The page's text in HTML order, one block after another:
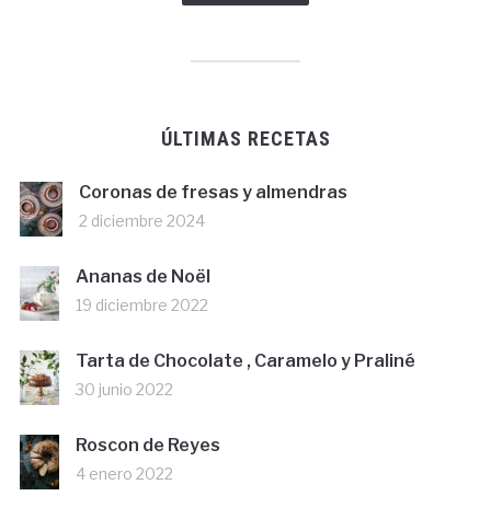
ÚLTIMAS RECETAS
Coronas de fresas y almendras
2 diciembre 2024
Ananas de Noël
19 diciembre 2022
Tarta de Chocolate , Caramelo y Praliné
30 junio 2022
Roscon de Reyes
4 enero 2022